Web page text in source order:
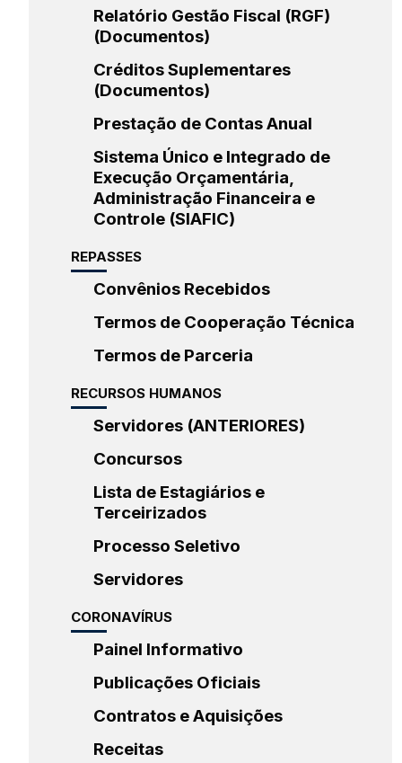
Relatório Gestão Fiscal (RGF)
(Documentos)
Créditos Suplementares
(Documentos)
Prestação de Contas Anual
Sistema Único e Integrado de
Execução Orçamentária,
Administração Financeira e
Controle (SIAFIC)
REPASSES
Convênios Recebidos
Termos de Cooperação Técnica
Termos de Parceria
RECURSOS HUMANOS
Servidores (ANTERIORES)
Concursos
Lista de Estagiários e
Terceirizados
Processo Seletivo
Servidores
CORONAVÍRUS
Painel Informativo
Publicações Oficiais
Contratos e Aquisições
Receitas